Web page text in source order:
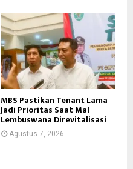
MBS Pastikan Tenant Lama
Jadi Prioritas Saat Mal
Lembuswana Direvitalisasi
Agustus 7, 2026